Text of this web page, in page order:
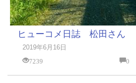
ヒューコメ日誌 松田さん
2019年6月16日
7239
0